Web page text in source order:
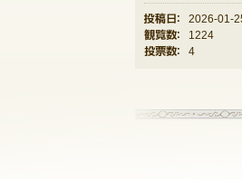
投稿日：
2026-01-
観覧数：
1224
投票数：
4